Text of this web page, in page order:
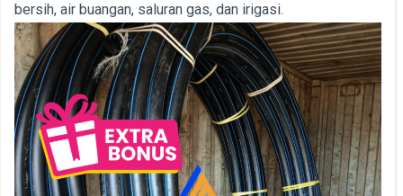
bersih, air buangan, saluran gas, dan irigasi.